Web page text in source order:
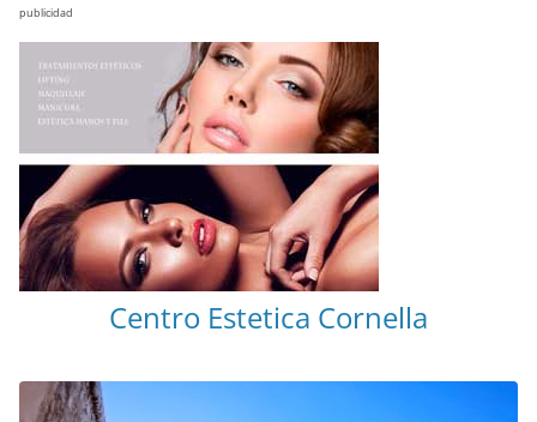
publicidad
Centro Estetica Cornella